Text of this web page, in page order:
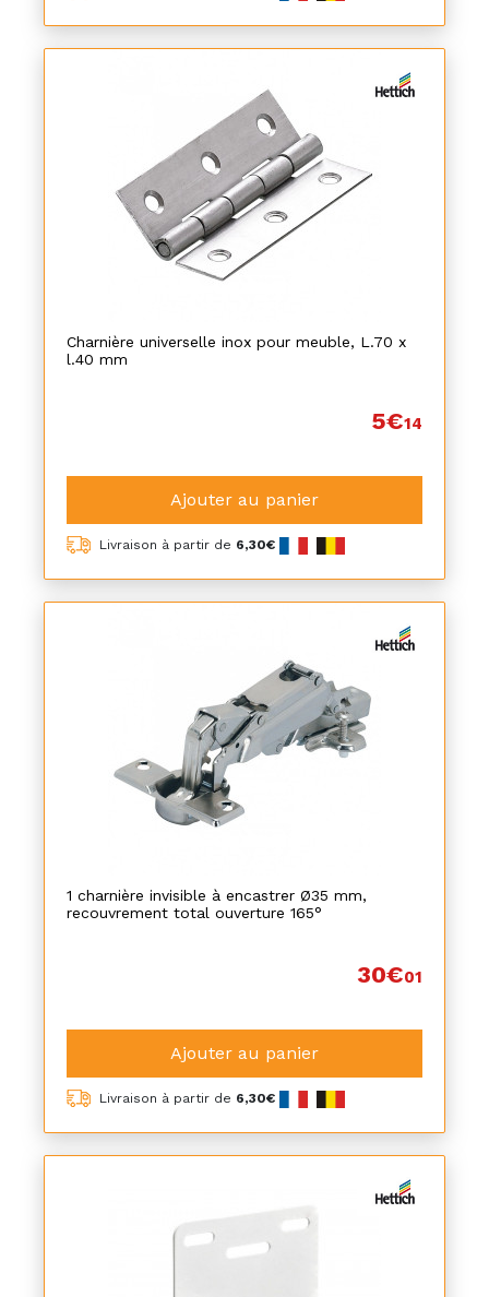
Charnière universelle inox pour meuble, L.70 x
l.40 mm
5€14
Ajouter au panier
Livraison à partir de 6,30€
1 charnière invisible à encastrer Ø35 mm,
recouvrement total ouverture 165°
30€01
Ajouter au panier
Livraison à partir de 6,30€